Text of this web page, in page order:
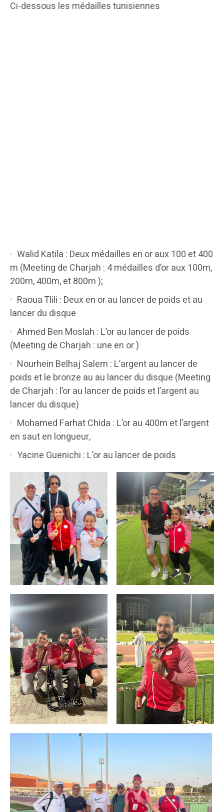
Ci-dessous les médailles tunisiennes
Walid Katila : Deux médailles en or aux 100 et 400
m (Meeting de Charjah : 4 médailles d’or aux 100m,
200m, 400m, et 800m );
Raoua Tlili : Deux en or au lancer de poids et au
lancer du disque
Ahmed Ben Moslah : L’or au lancer de poids
(Meeting de Charjah : une en or )
Nourhein Belhaj Salem : L’argent au lancer de
poids et le bronze au au lancer du disque (Meeting
de Charjah : l’or au lancer de poids et l’argent au
lancer du disque)
Mohamed Farhat Chida : L’or au 400m et l’argent
en saut en longueur,
Yacine Guenichi : L’or au lancer de poids